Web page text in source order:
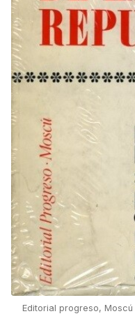
Editorial progreso, Moscú